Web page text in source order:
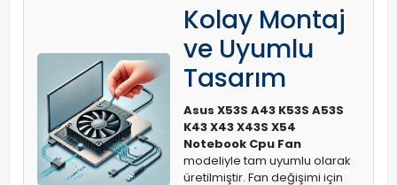
Kolay Montaj
ve Uyumlu
Tasarım
Asus X53S A43 K53S A53S
K43 X43 X43S X54
Notebook Cpu Fan
modeliyle tam uyumlu olarak
üretilmiştir. Fan değişimi için